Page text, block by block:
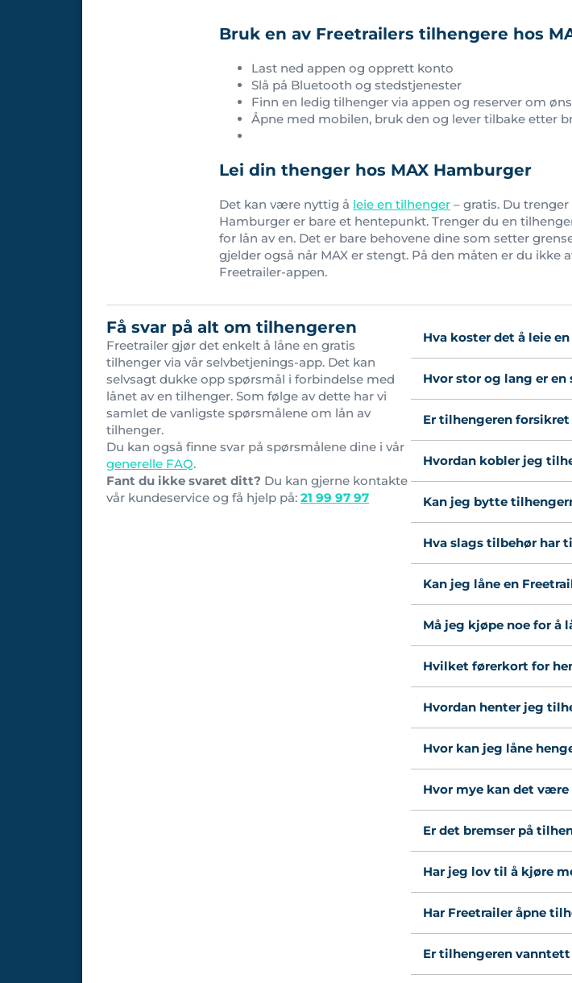
Bruk en av Freetrailers tilhengere hos
Last ned appen og opprett konto
Slå på Bluetooth og stedstjenester
Finn en ledig tilhenger via appen og reserver om
Åpne med mobilen, bruk den og lever tilbake etter
Lei din thenger hos MAX Hamburger
Det kan være nyttig å leie en tilhenger – gratis. Du
Hamburger er bare et hentepunkt. Trenger du en
for lån av en. Det er bare behovene dine som setter
gjelder også når MAX er stengt. På den måten er du ikke
Freetrailer-appen.
Få svar på alt om tilhengeren
Freetrailer gjør det enkelt å låne en gratis
tilhenger via vår selvbetjenings-app. Det kan
selvsagt dukke opp spørsmål i forbindelse med
lånet av en tilhenger. Som følge av dette har vi
samlet de vanligste spørsmålene om lån av
tilhenger.
Du kan også finne svar på spørsmålene dine i vår
generelle FAQ.
Fant du ikke svaret ditt? Du kan gjerne kontakte
vår kundeservice og få hjelp på: 21 99 97 97
Hva koster det å leie
Hvor stor og lang er en
Er tilhengeren
Hvordan kobler jeg
Kan jeg bytte
Hva slags tilbehør har
Kan jeg låne en
Må jeg kjøpe noe for å
Hvilket førerkort for
Hvordan henter jeg
Hvor kan jeg låne
Hvor mye kan det
Er det bremser på
Har jeg lov til å kjøre
Har Freetrailer åpne
Er tilhengeren